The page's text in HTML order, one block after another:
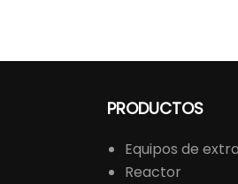
PRODUCTOS
Equipos de
Reactor